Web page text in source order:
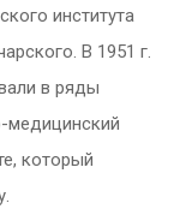
института
В 1951 г.
в ряды
медицинский
который